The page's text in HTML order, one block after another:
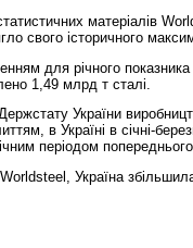
матеріалів
свого історичного
для річного
1,49 млрд т сталі.
України
в Україні в січні-
періодом
Україна